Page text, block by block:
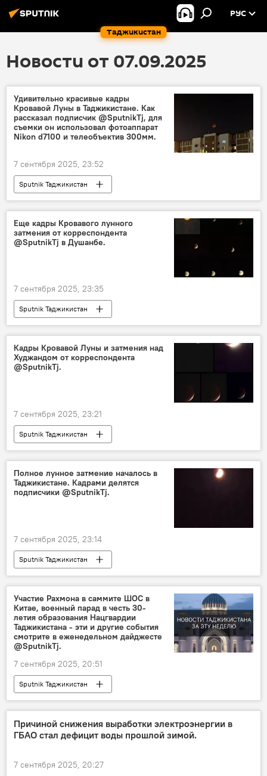
Таджикистан
РУС
Новости от 07.09.2025
Удивительно красивые кадры
Кровавой Луны в Таджикистане. Как
рассказал подписчик @SputnikTj, для
съемки он использовал фотоаппарат
Nikon d7100 и телеобъектив 300мм.
7 сентября 2025, 23:52
Sputnik Таджикистан
Еще кадры Кровавого лунного
затмения от корреспондента
@SputnikTj в Душанбе.
7 сентября 2025, 23:35
Sputnik Таджикистан
Кадры Кровавой Луны и затмения над
Худжандом от корреспондента
@SputnikTj.
7 сентября 2025, 23:21
Sputnik Таджикистан
Полное лунное затмение началось в
Таджикистане. Кадрами делятся
подписчики @SputnikTj.
7 сентября 2025, 23:14
Sputnik Таджикистан
Участие Рахмона в саммите ШОС в
Китае, военный парад в честь 30-
летия образования Нацгвардии
Таджикистана - эти и другие события
смотрите в еженедельном дайджесте
@SputnikTj.
7 сентября 2025, 20:51
Sputnik Таджикистан
Причиной снижения выработки электроэнергии в
ГБАО стал дефицит воды прошлой зимой.
7 сентября 2025, 20:27